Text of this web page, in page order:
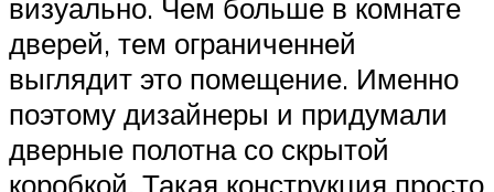
визуально. Чем больше в комнате
дверей, тем ограниченней
выглядит это помещение. Именно
поэтому дизайнеры и придумали
дверные полотна со скрытой
коробкой. Такая конструкция просто